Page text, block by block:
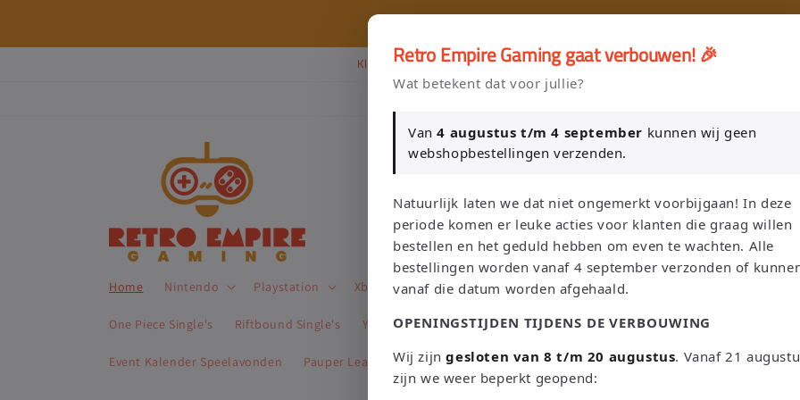
Klik Hier en Verkoop je Game of TCG collectie aan Retro Empire →
Home Nintendo Playstation Xbox Sega Atari Trading Card Games
One Piece Single's Riftbound Single's Yu-Gi-Oh! Single's Funko Pop! Bordspellen Sale!
Event Kalender Speelavonden Pauper League Leaderboard
L
a
n
d
r
e
g
Nederland | EUR €
T
a
a
l
Nederlands Zoeken
Retro Empire Gaming gaat verbouwen! 🎉
Wat betekent dat voor jullie?
Van4 augustus t/m 4 september kunnen wij geen
webshopbestellingen verzenden.
Natuurlijk laten we dat niet ongemerkt voorbijgaan! In deze
periode komen er leuke acties voor klanten die graag willen
bestellen en het geduld hebben om even te wachten. Alle
bestellingen worden vanaf 4 september verzonden of
vanaf die datum worden afgehaald.
OPENINGSTIJDEN TIJDENS DE VERBOUWING
Wij zijngesloten van 8 t/m 20 augustus. Vanaf 21
zijn we weer beperkt geopend: